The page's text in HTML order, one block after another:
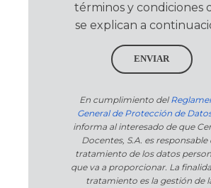
términos y condiciones
se explican a
ENVIAR
En cumplimiento del
General de Protección de
informa al interesado de que
Docentes, S.A. es responsable
tratamiento de los datos
que va a proporcionar. La
tratamiento es la gestión de